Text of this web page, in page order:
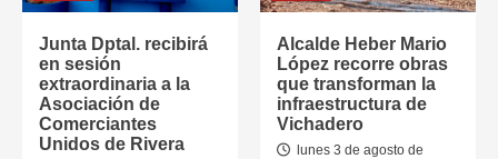
Junta Dptal. recibirá
en sesión
extraordinaria a la
Asociación de
Comerciantes
Unidos de Rivera
Alcalde Heber Mario
López recorre obras
que transforman la
infraestructura de
Vichadero
lunes 3 de agosto de